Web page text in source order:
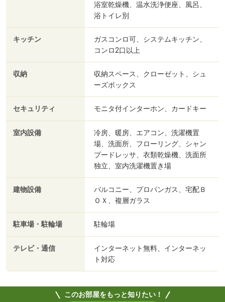
浴室乾燥機、温水洗浄便座、風呂、
浴トイレ別
キッチン
ガスコンロ可、システムキッチン、
コンロ2口以上
収納
収納スペース、クローゼット、シュ
ーズボックス
セキュリティ モニタ付インターホン、カードキー
室内設備
冷房、暖房、エアコン、洗濯機置
場、洗面所、フローリング、シャン
プードレッサ、衣類乾燥機、洗面所
独立、室内洗濯機置き場
建物設備
バルコニー、プロパンガス、宅配Ｂ
ＯＸ、複層ガラス
駐車場・駐輪場 駐輪場
テレビ・通信
インターネット無料、インターネッ
ト対応
このお部屋をもっと知りたい！